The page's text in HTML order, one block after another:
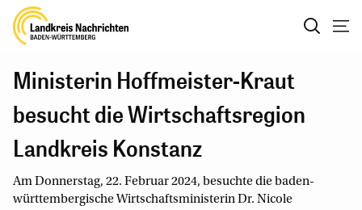
Ministerin Hoffmeister-Kraut
besucht die Wirtschaftsregion
Landkreis Konstanz
Am Donnerstag, 22. Februar 2024, besuchte die baden-
württembergische Wirtschaftsministerin Dr. Nicole